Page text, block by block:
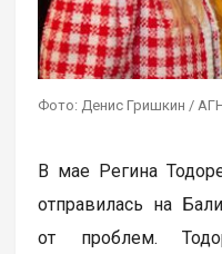
Фото: Денис Гришкин /
В мае Регина
отправилась на
от проблем.